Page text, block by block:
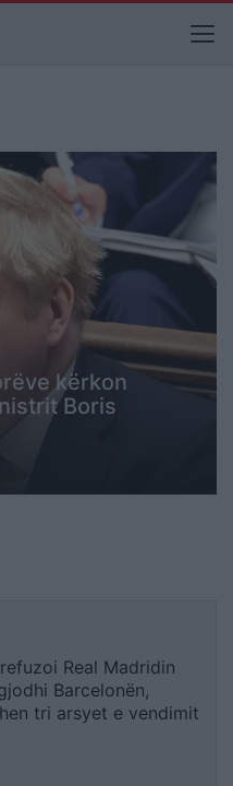
kërkon
Boris
Real Madridin
Barcelonën,
tri arsyet e vendimit